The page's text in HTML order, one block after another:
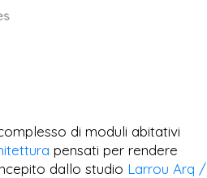
complesso di moduli abitativi
pensati per rendere
dallo studio Larrou Arq /